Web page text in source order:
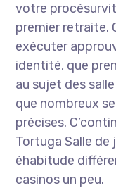
votre
premier retraite.
exécuter
identité, que
au sujet des
que nombreux
précises.
Tortuga Salle de
éhabitude
casinos un peu.